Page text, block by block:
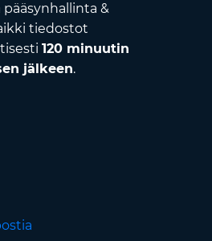
&
tiedostot
120 minuutin
jälkeen.